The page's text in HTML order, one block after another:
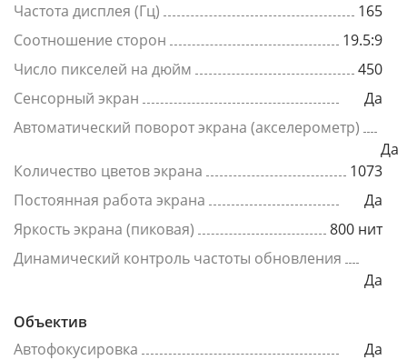
Частота дисплея (Гц)
165
Соотношение сторон
19.5:9
Число пикселей на дюйм
450
Сенсорный экран
Да
Автоматический поворот экрана (акселерометр)
Да
Количество цветов экрана
1073
Постоянная работа экрана
Да
Яркость экрана (пиковая)
800 нит
Динамический контроль частоты обновления
Да
Объектив
Автофокусировка
Да